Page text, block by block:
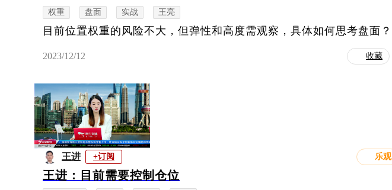
权重 盘面 实战 王亮
目前位置权重的风险不大，但弹性和高度需观察，具体如何思考盘面？
2023/12/12 收藏
王进 +订阅 乐观
王进：目前需要控制仓位